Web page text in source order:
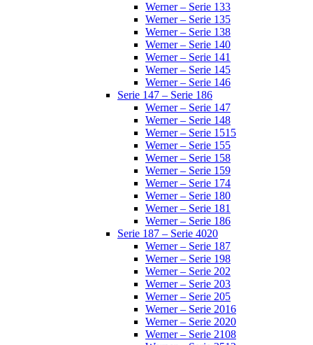
Werner – Serie 133
Werner – Serie 135
Werner – Serie 138
Werner – Serie 140
Werner – Serie 141
Werner – Serie 145
Werner – Serie 146
Serie 147 – Serie 186
Werner – Serie 147
Werner – Serie 148
Werner – Serie 1515
Werner – Serie 155
Werner – Serie 158
Werner – Serie 159
Werner – Serie 174
Werner – Serie 180
Werner – Serie 181
Werner – Serie 186
Serie 187 – Serie 4020
Werner – Serie 187
Werner – Serie 198
Werner – Serie 202
Werner – Serie 203
Werner – Serie 205
Werner – Serie 2016
Werner – Serie 2020
Werner – Serie 2108